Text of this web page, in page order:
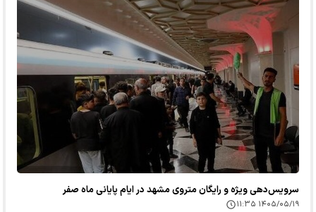
سرویس‌دهی ویژه و رایگان متروی مشهد در ایام پایانی ماه صفر
۱۴۰۵/۰۵/۱۹ ۱۱:۳۵